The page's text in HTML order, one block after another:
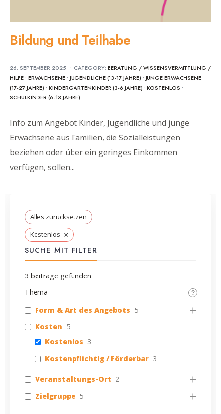
Bildung und Teilhabe
26. SEPTEMBER 2025 • CATEGORY: BERATUNG / WISSENSVERMITTLUNG /
HILFE • ERWACHSENE •JUGENDLICHE (13-17 JAHRE) •JUNGE ERWACHSENE
(17-27 JAHRE) • KINDERGARTENKINDER (3-6 JAHRE) • KOSTENLOS •
SCHULKINDER (6-13 JAHRE)
Info zum Angebot Kinder, Jugendliche und junge
Erwachsene aus Familien, die Sozialleistungen
beziehen oder über ein geringes Einkommen
verfügen, sollen...
Alles zurücksetzen
Kostenlos ×
SUCHE MIT FILTER
3 beiträge gefunden
Thema
Form & Art des Angebots 5
Kosten 5
Kostenlos 3
Kostenpflichtig / Förderbar 3
Veranstaltungs-Ort 2
Zielgruppe 5